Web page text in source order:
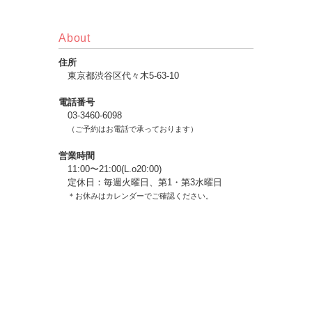
About
住所
東京都渋谷区代々木5-63-10
電話番号
03-3460-6098
（ご予約はお電話で承っております）
営業時間
11:00〜21:00(L.o20:00)
定休日：毎週火曜日、第1・第3水曜日
＊お休みはカレンダーでご確認ください。